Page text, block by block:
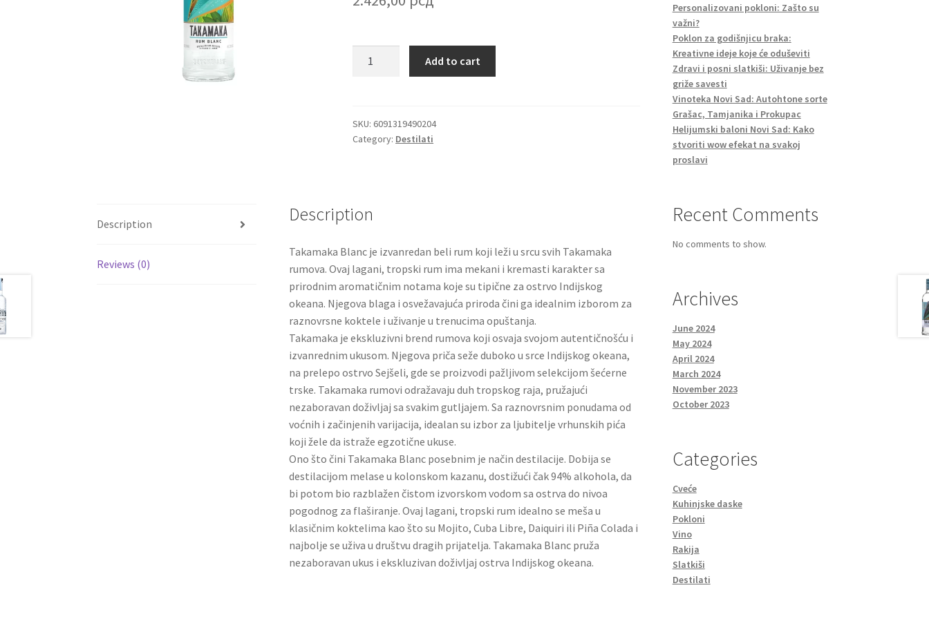
tropski
rum
quantity
Add to cart
SKU: 6091319490204
Category: Destilati
Description
Reviews (0)
Description
Takamaka Blanc je izvanredan beli rum koji leži u srcu svih Takamaka
rumova. Ovaj lagani, tropski rum ima mekani i kremasti karakter sa
prirodnim aromatičnim notama koje su tipične za ostrvo Indijskog
okeana. Njegova blaga i osvežavajuća priroda čini ga idealnim izborom za
raznovrsne koktele i uživanje u trenucima opuštanja.
Takamaka je ekskluzivni brend rumova koji osvaja svojom autentičnošću i
izvanrednim ukusom. Njegova priča seže duboko u srce Indijskog okeana,
na prelepo ostrvo Sejšeli, gde se proizvodi pažljivom selekcijom šećerne
trske. Takamaka rumovi odražavaju duh tropskog raja, pružajući
nezaboravan doživljaj sa svakim gutljajem. Sa raznovrsnim ponudama od
voćnih i začinjenih varijacija, idealan su izbor za ljubitelje vrhunskih pića
koji žele da istraže egzotične ukuse.
Ono što čini Takamaka Blanc posebnim je način destilacije. Dobija se
destilacijom melase u kolonskom kazanu, dostižući čak 94% alkohola, da
bi potom bio razblažen čistom izvorskom vodom sa ostrva do nivoa
pogodnog za flaširanje. Ovaj lagani, tropski rum idealno se meša u
klasičnim koktelima kao što su Mojito, Cuba Libre, Daiquiri ili Piña Colada i
najbolje se uživa u društvu dragih prijatelja. Takamaka Blanc pruža
nezaboravan ukus i ekskluzivan doživljaj ostrva Indijskog okeana.
Personalizovani pokloni: Zašto su
važni?
Poklon za godišnjicu braka:
Kreativne ideje koje će oduševiti
Zdravi i posni slatkiši: Uživanje bez
griže savesti
Vinoteka Novi Sad: Autohtone sorte
Grašac, Tamjanika i Prokupac
Helijumski baloni Novi Sad: Kako
stvoriti wow efekat na svakoj
proslavi
Recent Comments
No comments to show.
Archives
June 2024
May 2024
April 2024
March 2024
November 2023
October 2023
Categories
Cveće
Kuhinjske daske
Pokloni
Vino
Rakija
Slatkiši
Destilati